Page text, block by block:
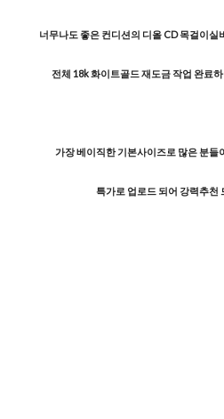
너무나도 좋은 컨디션의 디올 CD 목걸이
전체 18k 화이트골드 재도금 작업 완료하
가장 베이직한 기본사이즈로 많은 분
특가로 업로드 되어 강력추천